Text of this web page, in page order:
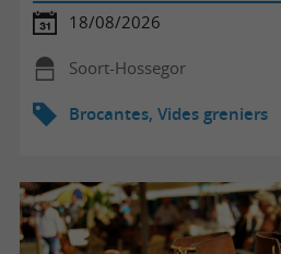
18/08/2026
Soort-Hossegor
Brocantes, Vides greniers